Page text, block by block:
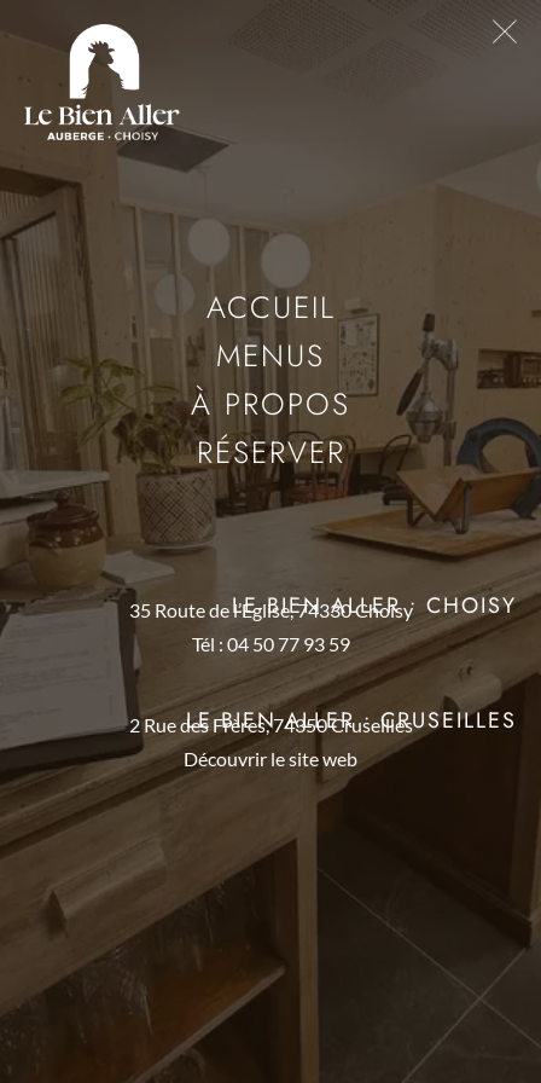
ACCUEIL
MENUS
À PROPOS
RÉSERVER
LE BIEN ALLER • CHOISY
35 Route de l’Eglise, 74330 Choisy
Tél : 04 50 77 93 59
LE BIEN ALLER • CRUSEILLES
2 Rue des Frères, 74350 Cruseilles
Découvrir le site web